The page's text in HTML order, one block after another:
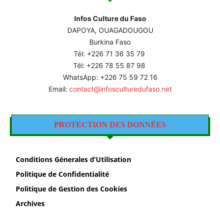
Infos Culture du Faso
DAPOYA, OUAGADOUGOU
Burkina Faso
Tél: +226 71 36 35 79
Tél: +226 78 55 87 98
WhatsApp: +226 75 59 72 16
Email: contact@infosculturedufaso.net
PROTECTION DES DONNÉES
Conditions Génerales d’Utilisation
Politique de Confidentialité
Politique de Gestion des Cookies
Archives